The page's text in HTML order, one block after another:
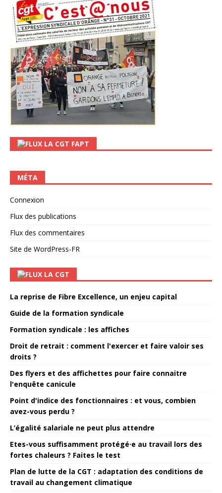
LA CGT FAPT
MÉTA
Connexion
Flux des publications
Flux des commentaires
Site de WordPress-FR
LA CGT
La reprise de Fibre Excellence, un enjeu capital
Guide de la formation syndicale
Formation syndicale : les affiches
Droit de retrait : comment l'exercer et faire valoir ses
droits ?
Des flyers et des affichettes pour faire connaitre
l'enquête canicule
Point d'indice des fonctionnaires : et vous, combien
avez-vous perdu ?
L’égalité salariale ne peut plus attendre
Etes-vous suffisamment protégé·e au travail lors des
fortes chaleurs ? Faites le test
Plan de lutte de la CGT : adaptation des conditions de
travail au changement climatique